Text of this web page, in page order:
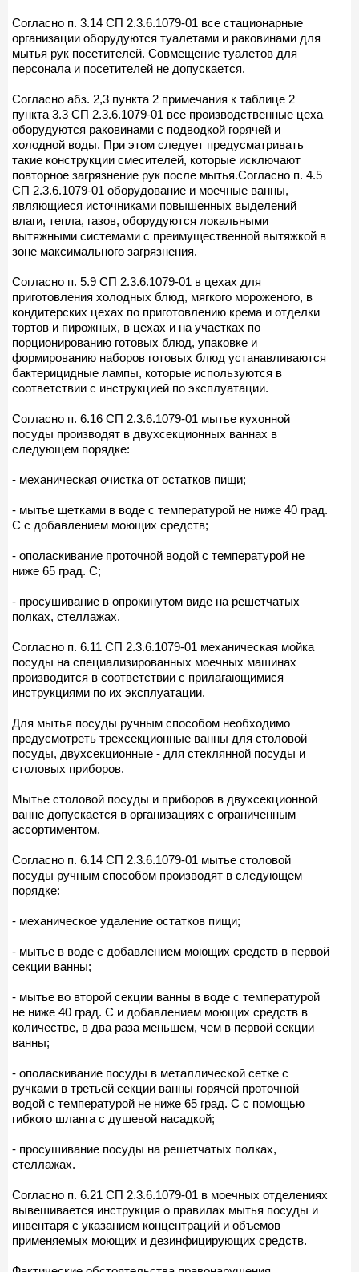
Согласно п. 3.14 СП 2.3.6.1079-01 все стационарные
организации оборудуются туалетами и раковинами для
мытья рук посетителей. Совмещение туалетов для
персонала и посетителей не допускается.
Согласно абз. 2,3 пункта 2 примечания к таблице 2
пункта 3.3 СП 2.3.6.1079-01 все производственные цеха
оборудуются раковинами с подводкой горячей и
холодной воды. При этом следует предусматривать
такие конструкции смесителей, которые исключают
повторное загрязнение рук после мытья.Согласно п. 4.5
СП 2.3.6.1079-01 оборудование и моечные ванны,
являющиеся источниками повышенных выделений
влаги, тепла, газов, оборудуются локальными
вытяжными системами с преимущественной вытяжкой в
зоне максимального загрязнения.
Согласно п. 5.9 СП 2.3.6.1079-01 в цехах для
приготовления холодных блюд, мягкого мороженого, в
кондитерских цехах по приготовлению крема и отделки
тортов и пирожных, в цехах и на участках по
порционированию готовых блюд, упаковке и
формированию наборов готовых блюд устанавливаются
бактерицидные лампы, которые используются в
соответствии с инструкцией по эксплуатации.
Согласно п. 6.16 СП 2.3.6.1079-01 мытье кухонной
посуды производят в двухсекционных ваннах в
следующем порядке:
- механическая очистка от остатков пищи;
- мытье щетками в воде с температурой не ниже 40 град.
C с добавлением моющих средств;
- ополаскивание проточной водой с температурой не
ниже 65 град. C;
- просушивание в опрокинутом виде на решетчатых
полках, стеллажах.
Согласно п. 6.11 СП 2.3.6.1079-01 механическая мойка
посуды на специализированных моечных машинах
производится в соответствии с прилагающимися
инструкциями по их эксплуатации.
Для мытья посуды ручным способом необходимо
предусмотреть трехсекционные ванны для столовой
посуды, двухсекционные - для стеклянной посуды и
столовых приборов.
Мытье столовой посуды и приборов в двухсекционной
ванне допускается в организациях с ограниченным
ассортиментом.
Согласно п. 6.14 СП 2.3.6.1079-01 мытье столовой
посуды ручным способом производят в следующем
порядке:
- механическое удаление остатков пищи;
- мытье в воде с добавлением моющих средств в первой
секции ванны;
- мытье во второй секции ванны в воде с температурой
не ниже 40 град. C и добавлением моющих средств в
количестве, в два раза меньшем, чем в первой секции
ванны;
- ополаскивание посуды в металлической сетке с
ручками в третьей секции ванны горячей проточной
водой с температурой не ниже 65 град. C с помощью
гибкого шланга с душевой насадкой;
- просушивание посуды на решетчатых полках,
стеллажах.
Согласно п. 6.21 СП 2.3.6.1079-01 в моечных отделениях
вывешивается инструкция о правилах мытья посуды и
инвентаря с указанием концентраций и объемов
применяемых моющих и дезинфицирующих средств.